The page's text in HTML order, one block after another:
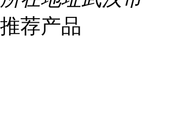
推荐产品